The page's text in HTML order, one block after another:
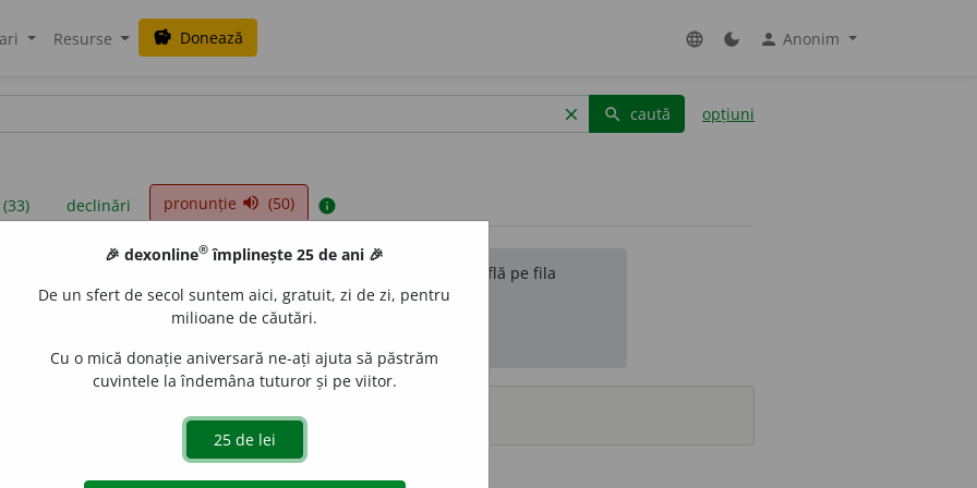
Resurse savings Donează language dark_mode person Anonim
clear search caută opțiuni
declinări pronunție volume_up (50) info
sunt compilate de echipa dexonline. Definițiile originale se află pe fila
reordona filele pe pagina depreferințe.
surse
🎉 dexonline® împlinește 25 de ani 🎉
De un sfert de secol suntem aici, gratuit, zi de zi, pentru
milioane de căutări.
Cu o mică donație aniversară ne-ați ajuta să păstrăm
cuvintele la îndemâna tuturor și pe viitor.